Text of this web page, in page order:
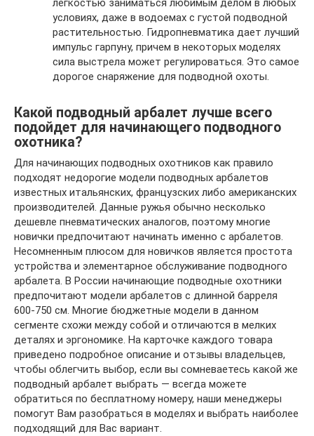
легкостью заниматься любимым делом в любых
условиях, даже в водоемах с густой подводной
растительностью. Гидропневматика дает лучший
импульс гарпуну, причем в некоторых моделях
сила выстрела может регулироваться. Это самое
дорогое снаряжение для подводной охоты.
Какой подводный арбалет лучше всего
подойдет для начинающего подводного
охотника?
Для начинающих подводных охотников как правило
подходят недорогие модели подводных арбалетов
известных итальянских, французских либо американских
производителей. Данные ружья обычно несколько
дешевле пневматических аналогов, поэтому многие
новички предпочитают начинать именно с арбалетов.
Несомненным плюсом для новичков является простота
устройства и элементарное обслуживание подводного
арбалета. В России начинающие подводные охотники
предпочитают модели арбалетов с длинной барреля
600-750 см. Многие бюджетные модели в данном
сегменте схожи между собой и отличаются в мелких
деталях и эргономике. На карточке каждого товара
приведено подробное описание и отзывы владельцев,
чтобы облегчить выбор, если вы сомневаетесь какой же
подводный арбалет выбрать — всегда можете
обратиться по бесплатному номеру, наши менеджеры
помогут Вам разобраться в моделях и выбрать наиболее
подходящий для Вас вариант.